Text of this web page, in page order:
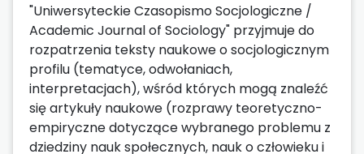
"Uniwersyteckie Czasopismo Socjologiczne /
Academic Journal of Sociology" przyjmuje do
rozpatrzenia teksty naukowe o socjologicznym
profilu (tematyce, odwołaniach,
interpretacjach), wśród których mogą znaleźć
się artykuły naukowe (rozprawy teoretyczno-
empiryczne dotyczące wybranego problemu z
dziedziny nauk społecznych, nauk o człowieku i